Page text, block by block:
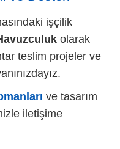
işçilik
olarak
teslim projeler ve
ve tasarım
iletişime